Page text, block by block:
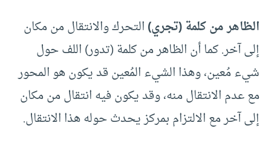
الظاهر من كلمة (تجري)التحرك والانتقال من مكان
إلى آخر. كما أن الظاهر من كلمة (تدور) اللف حول
شيء مُعين، وهذا الشيء المُعين قد يكون هو المحور
مع عدم الانتقال منه، وقد يكون فيه انتقال من مكان
إلى آخر مع الالتزام بمركز يحدث حوله هذا الانتقال.